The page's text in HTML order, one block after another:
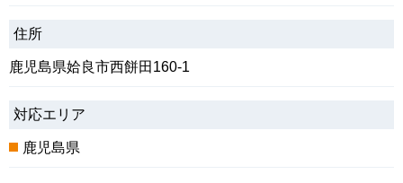
住所
鹿児島県姶良市西餅田160-1
対応エリア
鹿児島県